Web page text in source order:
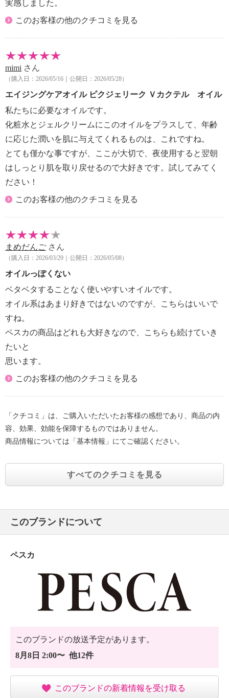
実感しました。
このお客様の他のクチコミを見る
mimi さん
（購入日：2026/05/16｜公開日：2026/05/28）
エイジングケアオイル ピクジェリーク Ｖカクテル オイル
私たちに必要なオイルです。
化粧水とジェルクリームにこのオイルをプラスして、年齢
に応じた潤いを肌に与えてくれるものは、これですね。
とても僅かな事ですが、ここが大切で、夜使用すると翌朝
はしっとり肌を取り戻せるので大好きです。試してみてく
ださい！
このお客様の他のクチコミを見る
まめだんご さん
（購入日：2026/03/29｜公開日：2026/05/08）
オイルっぽくない
ベタベタすることなく使いやすいオイルです。
オイル系はあまり好きではないのですが、こちらはいいで
すね。
ペスカの商品はどれも大好きなので、こちらも続けていき
たいと
思います。
このお客様の他のクチコミを見る
「クチコミ」は、ご購入いただいたお客様の感想であり、商品の内
容、効果、効能を保障するものではありません。
商品情報については「基本情報」にてご確認ください。
すべてのクチコミを見る
このブランドについて
ペスカ
このブランドの放送予定があります。
8月8日 2:00〜 他12件
このブランドの新着情報を受け取る